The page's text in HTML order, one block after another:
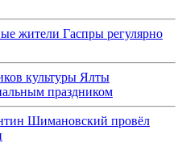
жители Гаспры регулярно
культуры Ялты
праздником
Шимановский провёл